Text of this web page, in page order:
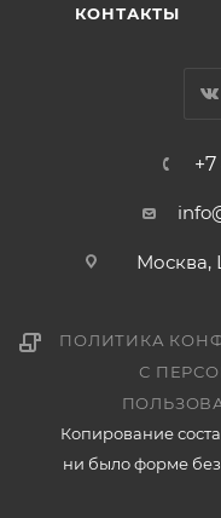
КОНТАКТЫ
Москва,
ПОЛИТИКА
С
Копирование
ни было форме